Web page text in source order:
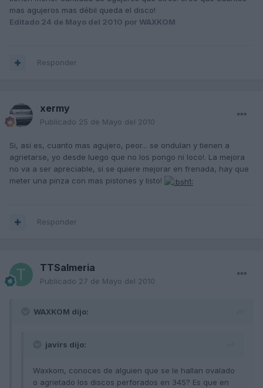
mas agujeros mas débil queda el disco!
Editado 24 de Mayo del 2010 por WAXKOM
Responder
xermy
Publicado 25 de Mayo del 2010
Si, asi es, cuanto mas agujero, peor... se ondulan y tienen a
agrietarse, yo desde luego que no los pongo ni loco!. La mejora
no va a ser apreciable, si se quiere mejorar en frenada, hay que
meter una pinza con mas pistones y listo!
Responder
TTSalmeria
Publicado 27 de Mayo del 2010
WAXKOM dijo:
javirs dijo:
Waxkom, conoces de alguien que se le hallan ovalado
o agrietado los discos perforados en 345? Es que en